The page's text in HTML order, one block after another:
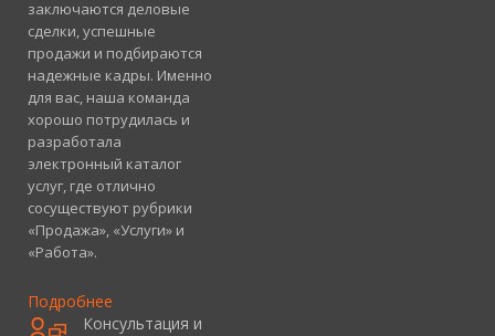
заключаются деловые
сделки, успешные
продажи и подбираются
надежные кадры. Именно
для вас, наша команда
хорошо потрудилась и
разработала
электронный каталог
услуг, где отлично
сосуществуют рубрики
«Продажа», «Услуги» и
«Работа».
Подробнее
Консультация и